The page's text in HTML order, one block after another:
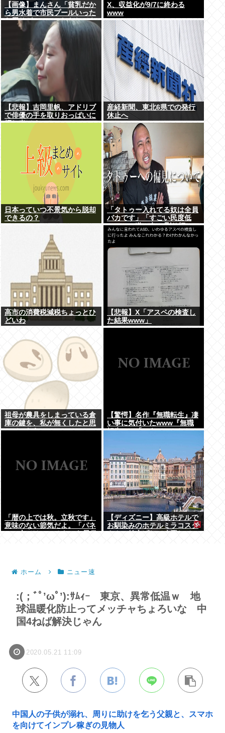
【画像】まんさん「貧乳だか
ら男水着で市民プールいった
ら周りがコソコソしだしてや
ばいwww」5万いいね
X、収益化が9/7に終わる
www
【悲報】吉岡里帆、アドリブ
で俳優の手を取りおっぱいに
押し当てる
産経新聞、東北6県での発行
休止へ
日本っていつ不景気から脱却
できるの？
「タトゥー入れてる奴は全員
バカです」「すごい民度低
い」この道23年の彫り師
YouTuberの動画が話題
高市の消費税減税ちょっとひ
どいわ
【悲報】X「アスペの検査し
た結果www」
祖母が農具をしまっている倉
庫の鍵を、私が無くしたと思
っていたら…
【驚愕】名作『無職転生』凄
い事に気付いたwww『無職
転生』の「ロキシー」とかい
「暦の上では秋。立秋です」
意味のない節気だよ。「パネ
【ディズニー】高級ホテルで
お馴染みのホテルミラコスタ
ホーム ニュー速
:(；ﾞﾟ’ωﾟ’):ｻﾑｨｰ 東京、異常低温ｗ 地
球温暖化防止ってメッチャちょろいな 中
国4ねば解決じゃん
2020.05.21 11:09
中国人の子供が溺れ、周りに助けを乞う父親と、スマホ
を向けてインプレ稼ぎの見物人